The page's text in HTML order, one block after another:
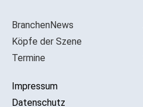
BranchenNews
Köpfe der Szene
Termine
Impressum
Datenschutz